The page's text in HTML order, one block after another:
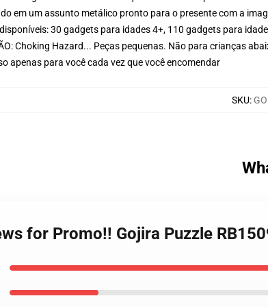
em um assunto metálico pronto para o presente com a
30 gadgets para idades 4+, 110 gadgets para
Choking Hazard... Peças pequenas. Não para crianças
apenas para você cada vez que você encomendar
SKU:
for Promo!! Gojira Puzzle